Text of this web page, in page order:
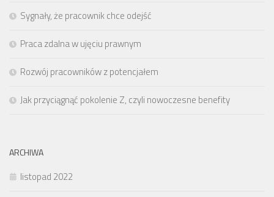
Sygnały, że pracownik chce odejść
Praca zdalna w ujęciu prawnym
Rozwój pracowników z potencjałem
Jak przyciągnąć pokolenie Z, czyli nowoczesne benefity
ARCHIWA
listopad 2022